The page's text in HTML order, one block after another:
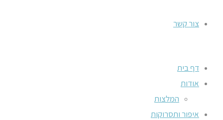
צור קשר
דף בית
אודות
המלצות
איפור ותסרוקות